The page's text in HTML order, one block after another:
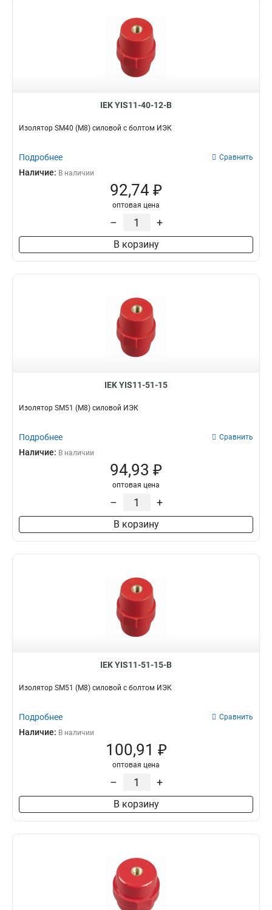
IEK YIS11-40-12-B
Изолятор SM40 (М8) силовой с болтом ИЭК
Подробнее Сравнить
Наличие: В наличии
92,74 ₽
оптовая цена
– +
В корзину
IEK YIS11-51-15
Изолятор SM51 (М8) силовой ИЭК
Подробнее Сравнить
Наличие: В наличии
94,93 ₽
оптовая цена
– +
В корзину
IEK YIS11-51-15-B
Изолятор SM51 (М8) силовой с болтом ИЭК
Подробнее Сравнить
Наличие: В наличии
100,91 ₽
оптовая цена
– +
В корзину